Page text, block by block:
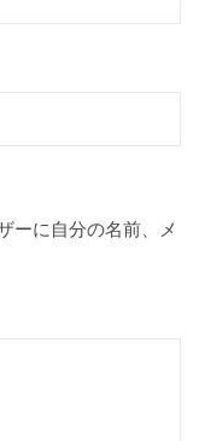
ーに自分の名前、メ